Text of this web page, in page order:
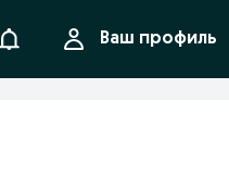
УведомленияВаш профиль